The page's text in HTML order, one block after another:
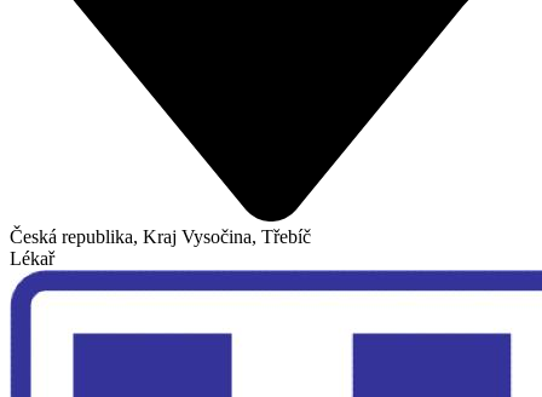
Česká republika, Kraj Vysočina, Třebíč
Lékař